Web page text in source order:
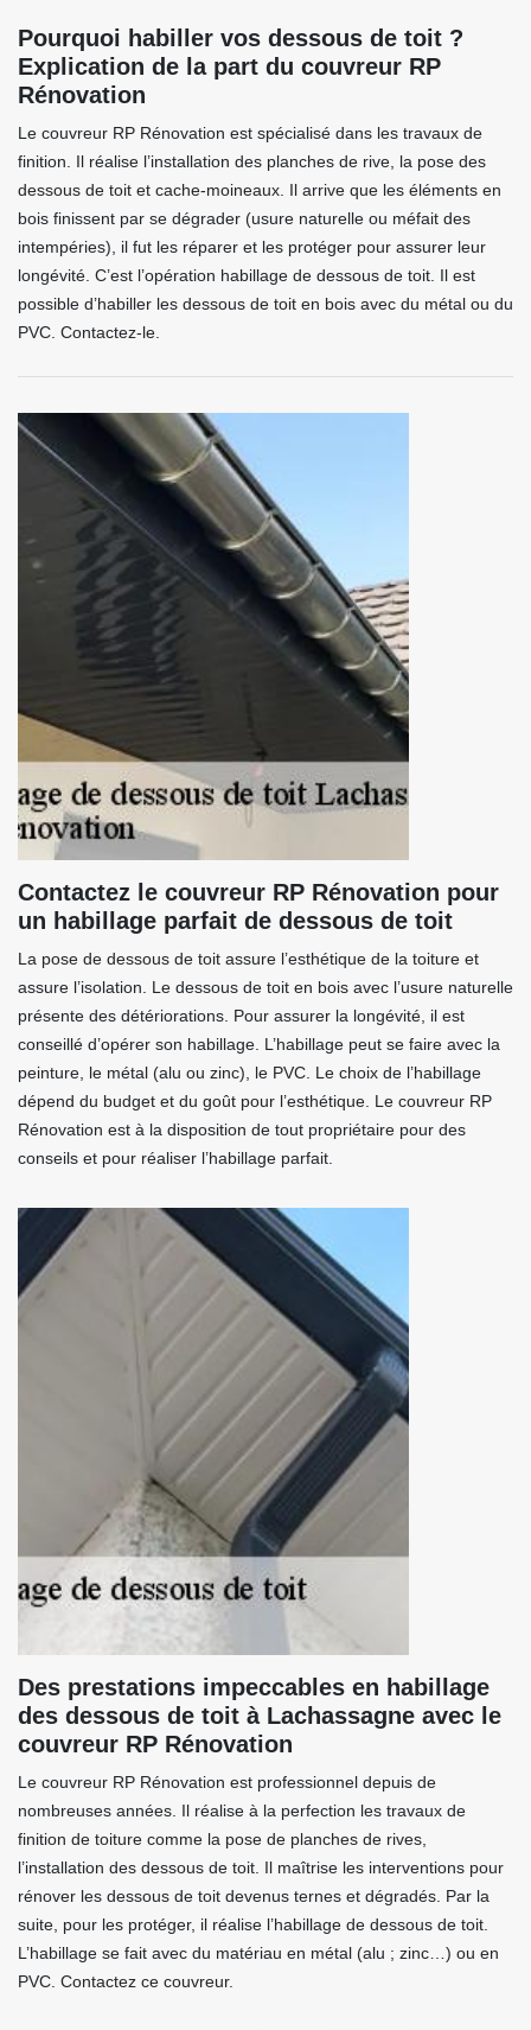
Pourquoi habiller vos dessous de toit ?
Explication de la part du couvreur RP
Rénovation
Le couvreur RP Rénovation est spécialisé dans les travaux de
finition. Il réalise l’installation des planches de rive, la pose des
dessous de toit et cache-moineaux. Il arrive que les éléments en
bois finissent par se dégrader (usure naturelle ou méfait des
intempéries), il fut les réparer et les protéger pour assurer leur
longévité. C’est l’opération habillage de dessous de toit. Il est
possible d’habiller les dessous de toit en bois avec du métal ou du
PVC. Contactez-le.
Contactez le couvreur RP Rénovation pour
un habillage parfait de dessous de toit
La pose de dessous de toit assure l’esthétique de la toiture et
assure l’isolation. Le dessous de toit en bois avec l’usure naturelle
présente des détériorations. Pour assurer la longévité, il est
conseillé d’opérer son habillage. L’habillage peut se faire avec la
peinture, le métal (alu ou zinc), le PVC. Le choix de l’habillage
dépend du budget et du goût pour l’esthétique. Le couvreur RP
Rénovation est à la disposition de tout propriétaire pour des
conseils et pour réaliser l’habillage parfait.
Des prestations impeccables en habillage
des dessous de toit à Lachassagne avec le
couvreur RP Rénovation
Le couvreur RP Rénovation est professionnel depuis de
nombreuses années. Il réalise à la perfection les travaux de
finition de toiture comme la pose de planches de rives,
l’installation des dessous de toit. Il maîtrise les interventions pour
rénover les dessous de toit devenus ternes et dégradés. Par la
suite, pour les protéger, il réalise l’habillage de dessous de toit.
L’habillage se fait avec du matériau en métal (alu ; zinc…) ou en
PVC. Contactez ce couvreur.